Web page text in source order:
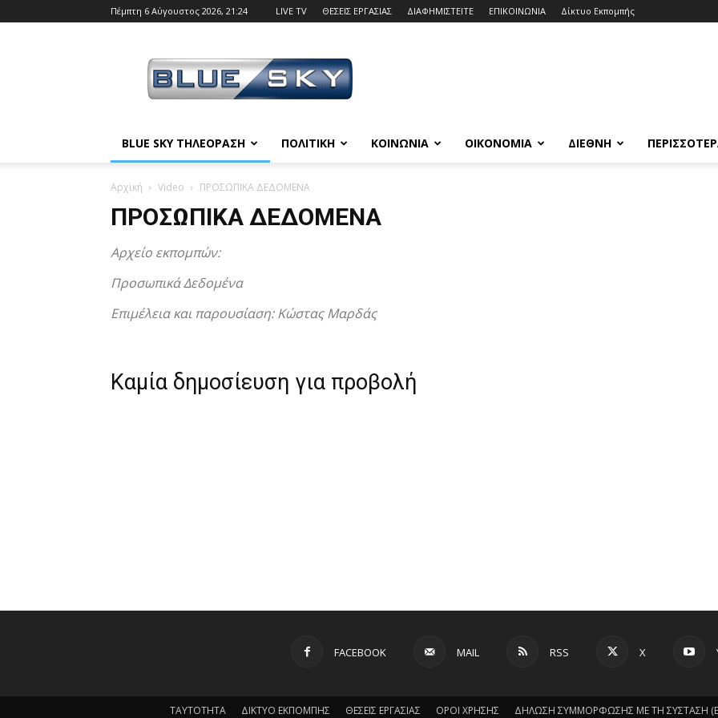
Πέμπτη 6 Αύγουστος 2026, 21:24 LIVE TV ΘΕΣΕΙΣ ΕΡΓΑΣΙΑΣ ΔΙΑΦΗΜΙΣΤΕΙΤΕ ΕΠΙΚΟΙΝΩΝΙΑ Δίκτυο Εκπομπής
SKY
BLUE SKY ΤΗΛΕΟΡΑΣΗ ΠΟΛΙΤΙΚΗ ΚΟΙΝΩΝΙΑ ΟΙΚΟΝΟΜΙΑ ΔΙΕΘΝΗ
Αρχική Video ΠΡΟΣΩΠΙΚΑ ΔΕΔΟΜΕΝΑ
ΠΡΟΣΩΠΙΚΑ ΔΕΔΟΜΕΝΑ
Αρχείο εκπομπών:
Προσωπικά Δεδομένα
Επιμέλεια και παρουσίαση: Κώστας Μαρδάς
Καμία δημοσίευση για προβολή
FACEBOOK MAIL RSS X
ΤΑΥΤΟΤΗΤΑ ΔΙΚΤΥΟ ΕΚΠΟΜΠΗΣ ΘΕΣΕΙΣ ΕΡΓΑΣΙΑΣ ΟΡΟΙ ΧΡΗΣΗΣ ΔΗΛΩΣΗ ΣΥΜΜΟΡΦΩΣΗΣ ΜΕ ΤΗ ΣΥΣΤΑΣΗ